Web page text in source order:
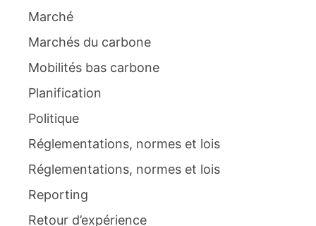
Marché
Marchés du carbone
Mobilités bas carbone
Planification
Politique
Réglementations, normes et lois
Réglementations, normes et lois
Reporting
Retour d’expérience